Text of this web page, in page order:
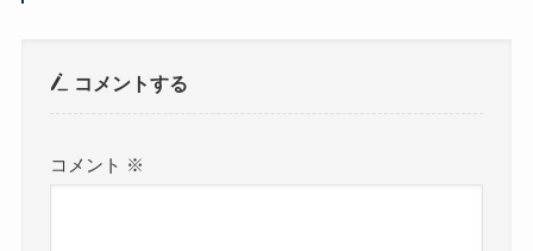
コメントする
コメント ※